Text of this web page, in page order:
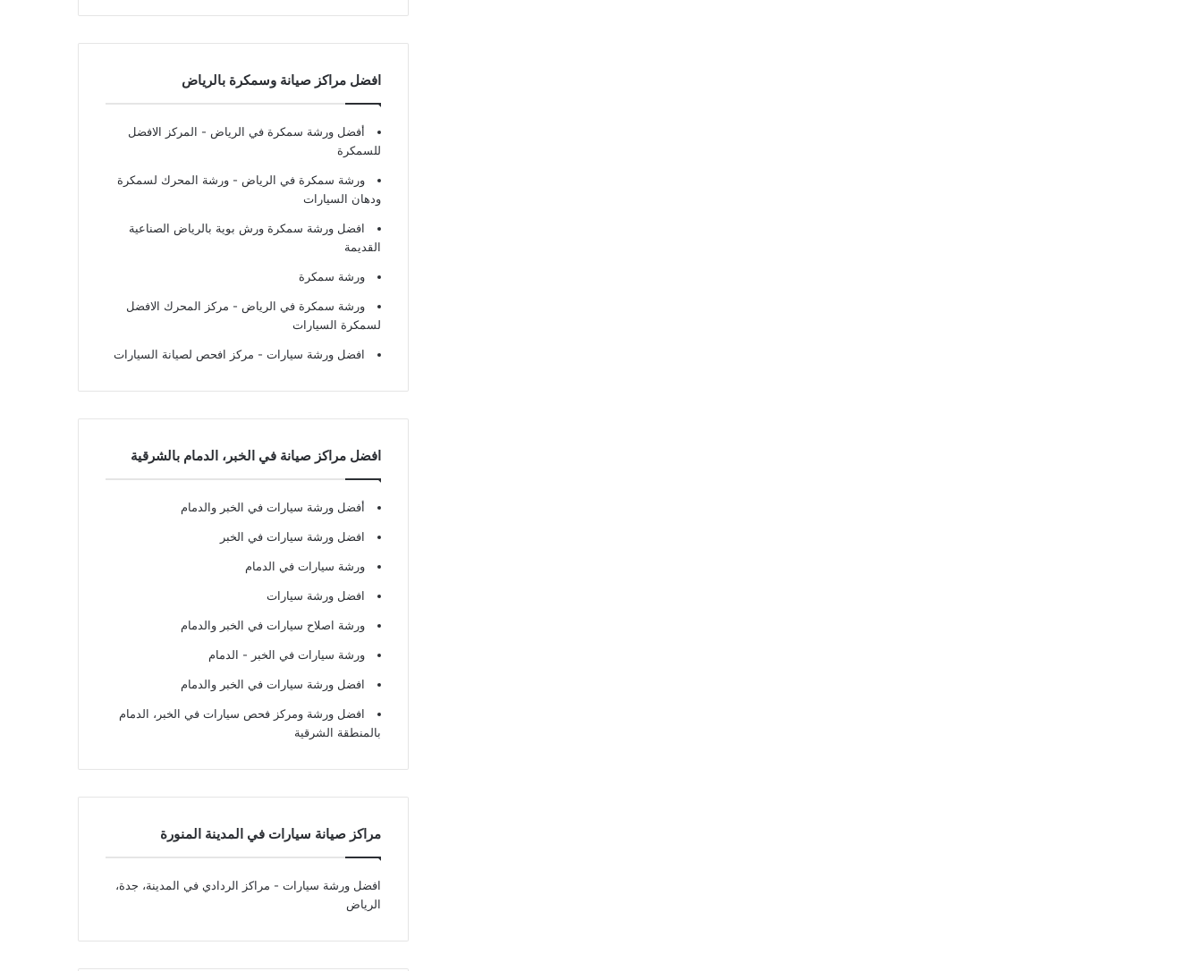
افضل مراكز صيانة وسمكرة بالرياض
أفضل ورشة سمكرة في الرياض - المركز الافضل
للسمكرة
ورشة سمكرة في الرياض - ورشة المحرك لسمكرة
ودهان السيارات
افضل ورشة سمكرة ورش بوية بالرياض الصناعية
القديمة
ورشة سمكرة
ورشة سمكرة في الرياض - مركز المحرك الافضل
لسمكرة السيارات
افضل ورشة سيارات - مركز افحص لصيانة السيارات
افضل مراكز صيانة في الخبر، الدمام بالشرقية
أفضل ورشة سيارات في الخبر والدمام
افضل ورشة سيارات في الخبر
ورشة سيارات في الدمام
افضل ورشة سيارات
ورشة اصلاح سيارات في الخبر والدمام
ورشة سيارات في الخبر - الدمام
افضل ورشة سيارات في الخبر والدمام
افضل ورشة ومركز فحص سيارات في الخبر، الدمام
بالمنطقة الشرقية
مراكز صيانة سيارات في المدينة المنورة
افضل ورشة سيارات - مراكز الردادي في المدينة، جدة،
الرياض